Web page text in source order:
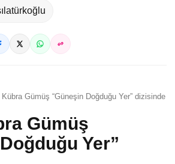
Gümüş “Güneşin Doğduğu Yer” dizisinde
Gümüş
Yer”